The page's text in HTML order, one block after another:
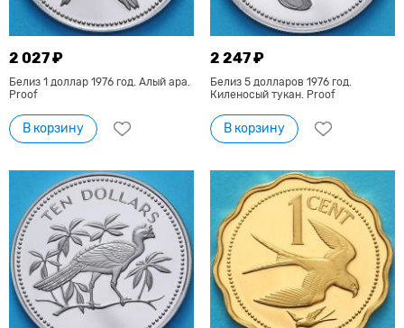
2 027 ₽
Белиз 1 доллар 1976 год. Алый ара.
Proof
В корзину
2 247 ₽
Белиз 5 долларов 1976 год.
Киленосый тукан. Proof
В корзину